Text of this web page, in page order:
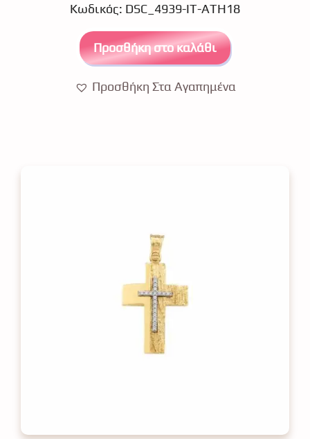
t
5
Κωδικός: DSC_4939-IT-ATH18
Προσθήκη στο καλάθι
Προσθήκη Στα Αγαπημένα